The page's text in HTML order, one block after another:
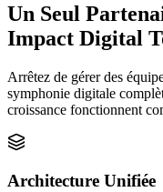
Un Seul
Impact Digital
Arrêtez de gérer des
symphonie digitale
croissance fonctionnent
Architecture Unifiée